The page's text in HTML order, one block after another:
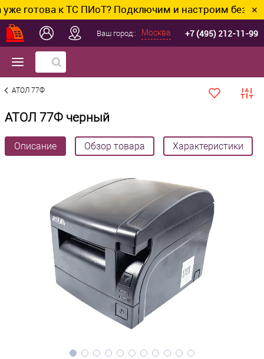
к ТС ПИоТ? Подключим и настроим без лишних✕
Ваш город:: Москва +7 (495) 212-11-99
АТОЛ 77Ф
АТОЛ 77Ф черный
Описание Обзор товара Характеристики